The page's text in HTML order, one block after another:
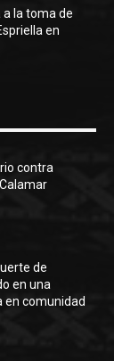
la toma de
en
contra
de
en una
en comunidad